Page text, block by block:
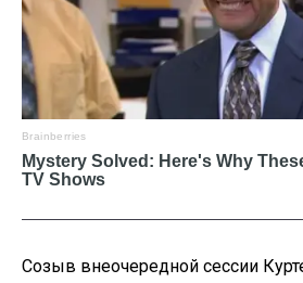
Созыв внеочередной сессии